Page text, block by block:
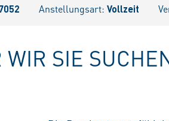
Anstellungsart: Vollzeit
WIR SIE